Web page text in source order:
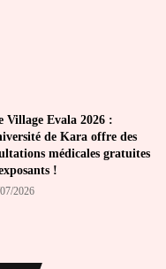
Village Evala 2026 :
de Kara offre des
médicales gratuites
!
2026